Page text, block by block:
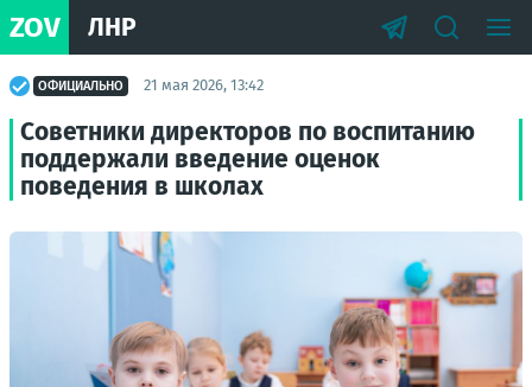
ZOV ЛНР
ОФИЦИАЛЬНО 21 мая 2026, 13:42
Советники директоров по воспитанию
поддержали введение оценок
поведения в школах